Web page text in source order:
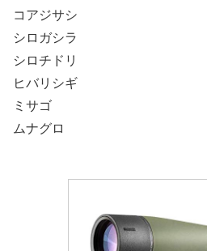
コアジサシ
シロガシラ
シロチドリ
ヒバリシギ
ミサゴ
ムナグロ